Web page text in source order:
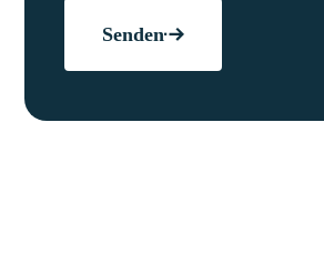
Senden